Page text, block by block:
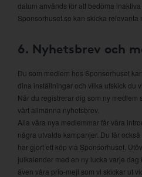
datum används för att bedöma
Sponsorhuset.se kan skicka relevanta
6. Nyhetsbrev och
Du som medlem hos Sponsorhuset
dina inställningar och vilka utskick du
När du registrerar dig som ny medlem
vårt allmänna nyhetsbrev.
Alla våra nya medlemmar får våra
några utvalda kampanjer. Du får
har gjort ett köp via Sponsorhuset.
julkalender med en ny lucka varje
även våra prio-mejl som vi skickar ut